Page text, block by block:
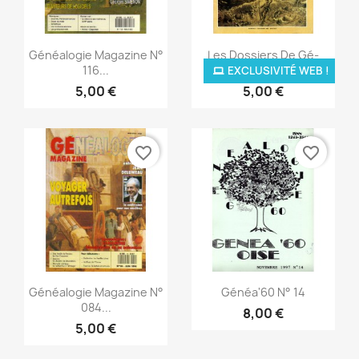
Aperçu rapide
Généalogie Magazine N°
116...
5,00 €
 Aperçu rapide
Les Dossiers De Gé-
Magazine...
5,00 €
EXCLUSIVITÉ WEB !
Aperçu rapide
Généalogie Magazine N°
084...
5,00 €
favorite_border
Aperçu rapide
Généa'60 N° 14
8,00 €
favorite_border